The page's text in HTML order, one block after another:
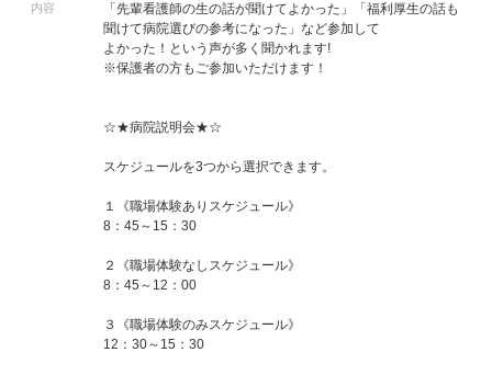
内容
「先輩看護師の生の話が聞けてよかった」「福利厚生の話も
聞けて病院選びの参考になった」など参加して
よかった！という声が多く聞かれます!
※保護者の方もご参加いただけます！
☆★病院説明会★☆
スケジュールを3つから選択できます。
１《職場体験ありスケジュール》
8：45～15：30
２《職場体験なしスケジュール》
8：45～12：00
３《職場体験のみスケジュール》
12：30～15：30